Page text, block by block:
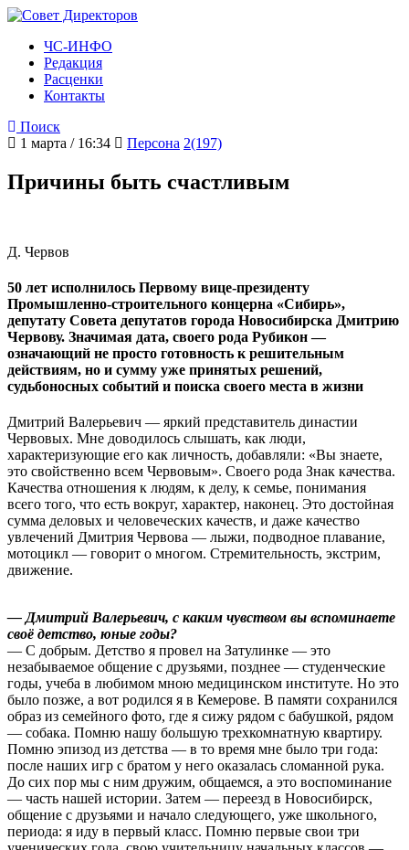
ЧС-ИНФО
Редакция
Расценки
Контакты
Поиск
1 марта / 16:34
Персона 2(197)
Причины быть счастливым
Д. Червов
50 лет исполнилось Первому вице-президенту
Промышленно-строительного концерна «Сибирь»,
депутату Совета депутатов города Новосибирска Дмитрию
Червову. Значимая дата, своего рода Рубикон —
означающий не просто готовность к решительным
действиям, но и сумму уже принятых решений,
судьбоносных событий и поиска своего места в жизни
Дмитрий Валерьевич — яркий представитель династии
Червовых. Мне доводилось слышать, как люди,
характеризующие его как личность, добавляли: «Вы знаете,
это свойственно всем Червовым». Своего рода Знак качества.
Качества отношения к людям, к делу, к семье, понимания
всего того, что есть вокруг, характер, наконец. Это достойная
сумма деловых и человеческих качеств, и даже качество
увлечений Дмитрия Червова — лыжи, подводное плавание,
мотоцикл — говорит о многом. Стремительность, экстрим,
движение.
— Дмитрий Валерьевич, с каким чувством вы вспоминаете
своё детство, юные годы?
— С добрым. Детство я провел на Затулинке — это
незабываемое общение с друзьями, позднее — студенческие
годы, учеба в любимом мною медицинском институте. Но это
было позже, а вот родился я в Кемерове. В памяти сохранился
образ из семейного фото, где я сижу рядом с бабушкой, рядом
— собака. Помню нашу большую трехкомнатную квартиру.
Помню эпизод из детства — в то время мне было три года:
после наших игр с братом у него оказалась сломанной рука.
До сих пор мы с ним дружим, общаемся, а это воспоминание
— часть нашей истории. Затем — переезд в Новосибирск,
общение с друзьями и начало следующего, уже школьного,
периода: я иду в первый класс. Помню первые свои три